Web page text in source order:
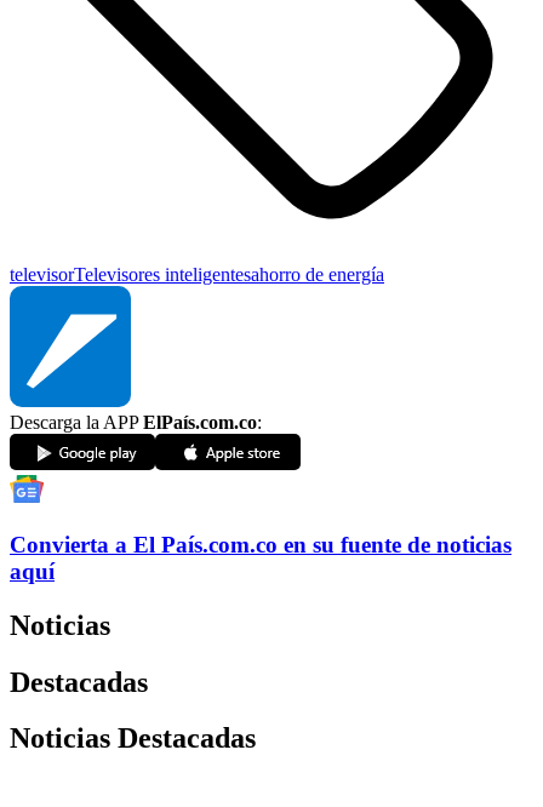
televisorTelevisores inteligentesahorro de energía
Descarga la APPElPaís.com.co:
Convierta a El País.com.co en su fuente de noticias
aquí
Noticias
Destacadas
Noticias Destacadas